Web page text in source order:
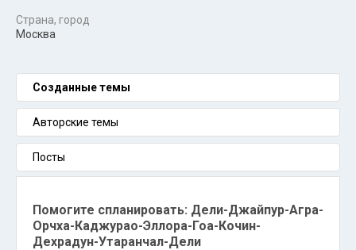
Страна, город
Москва
Созданные темы
Авторские темы
Посты
Помогите спланировать: Дели-Джайпур-Агра-
Орчха-Каджурао-Эллора-Гоа-Кочин-
Дехрадун-Утаранчал-Дели